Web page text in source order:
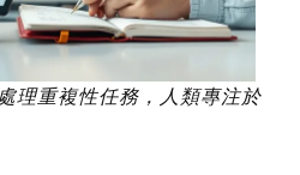
理重複性任務，人類專注於